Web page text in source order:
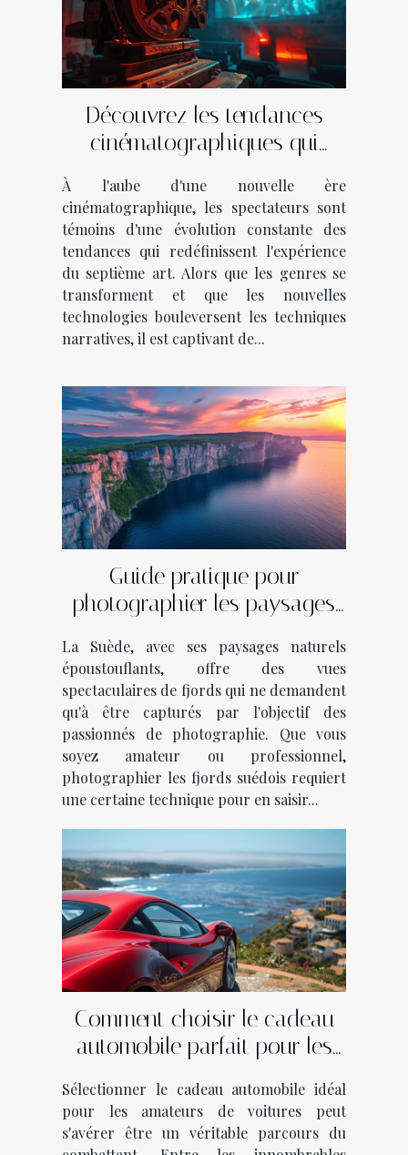
Découvrez les tendances
cinématographiques qui
À l'aube d'une nouvelle ère
cinématographique, les spectateurs sont
témoins d'une évolution constante des
tendances qui redéfinissent l'expérience
du septième art. Alors que les genres se
transforment et que les nouvelles
technologies bouleversent les techniques
narratives, il est captivant de...
Guide pratique pour
photographier les paysages
La Suède, avec ses paysages naturels
époustouflants, offre des vues
spectaculaires de fjords qui ne demandent
qu'à être capturés par l'objectif des
passionnés de photographie. Que vous
soyez amateur ou professionnel,
photographier les fjords suédois requiert
une certaine technique pour en saisir...
Comment choisir le cadeau
automobile parfait pour les
Sélectionner le cadeau automobile idéal
pour les amateurs de voitures peut
s'avérer être un véritable parcours du